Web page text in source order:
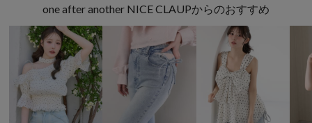
one after another NICE CLAUPからのおすすめ